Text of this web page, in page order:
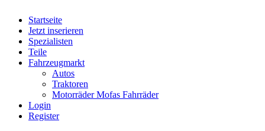
Startseite
Jetzt inserieren
Spezialisten
Teile
Fahrzeugmarkt
Autos
Traktoren
Motorräder Mofas Fahrräder
Login
Register